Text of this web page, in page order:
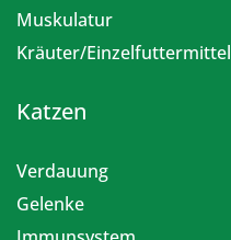
Muskulatur
Kräuter/Einzelfuttermittel
Katzen
Verdauung
Gelenke